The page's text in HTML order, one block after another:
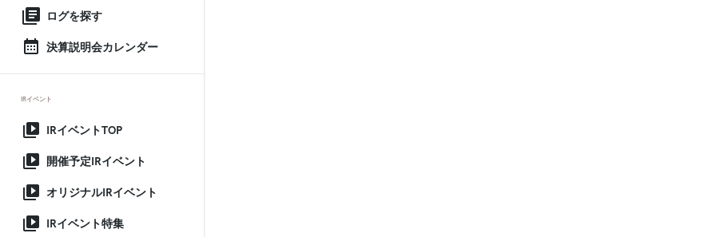
ログを探す
決算説明会カレンダー
IRイベント
IRイベントTOP
開催予定IRイベント
オリジナルIRイベント
IRイベント特集